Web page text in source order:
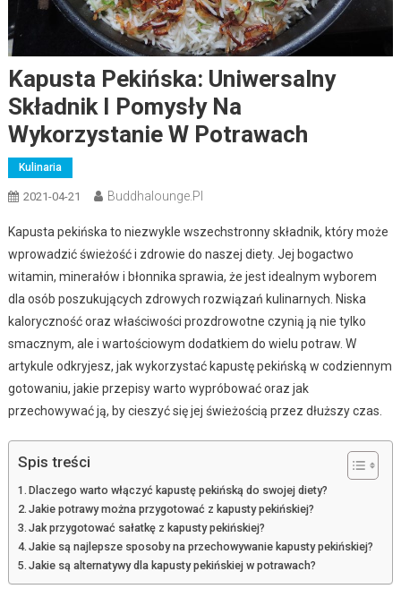
Kapusta Pekińska: Uniwersalny
Składnik I Pomysły Na
Wykorzystanie W Potrawach
Kulinaria
2021-04-21 Buddhalounge.pl
Kapusta pekińska to niezwykle wszechstronny składnik, który może
wprowadzić świeżość i zdrowie do naszej diety. Jej bogactwo
witamin, minerałów i błonnika sprawia, że jest idealnym wyborem
dla osób poszukujących zdrowych rozwiązań kulinarnych. Niska
kaloryczność oraz właściwości prozdrowotne czynią ją nie tylko
smacznym, ale i wartościowym dodatkiem do wielu potraw. W
artykule odkryjesz, jak wykorzystać kapustę pekińską w codziennym
gotowaniu, jakie przepisy warto wypróbować oraz jak
przechowywać ją, by cieszyć się jej świeżością przez dłuższy czas.
Spis treści
Dlaczego warto włączyć kapustę pekińską do swojej diety?
Jakie potrawy można przygotować z kapusty pekińskiej?
Jak przygotować sałatkę z kapusty pekińskiej?
Jakie są najlepsze sposoby na przechowywanie kapusty pekińskiej?
Jakie są alternatywy dla kapusty pekińskiej w potrawach?